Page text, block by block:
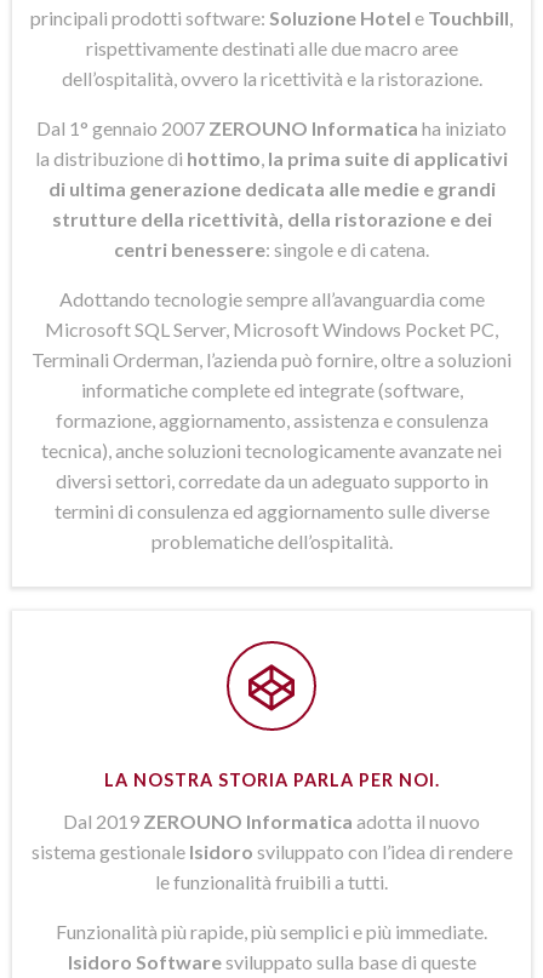
principali prodotti software: Soluzione Hotel e Touchbill
rispettivamente destinati alle due macro aree
dell’ospitalità, ovvero la ricettività e la ristorazione.
Dal 1° gennaio 2007 ZEROUNO Informatica ha iniziato
la distribuzione di hottimo la prima suite di applicativi
di ultima generazione dedicata alle medie e grandi
strutture della ricettività, della ristorazione e dei
centri benessere: singole e di catena.
Adottando tecnologie sempre all’avanguardia come
Microsoft SQL Server, Microsoft Windows Pocket PC,
Terminali Orderman, l’azienda può fornire, oltre a soluzioni
informatiche complete ed integrate (software,
formazione, aggiornamento, assistenza e consulenza
tecnica), anche soluzioni tecnologicamente avanzate nei
diversi settori, corredate da un adeguato supporto in
termini di consulenza ed aggiornamento sulle diverse
problematiche dell’ospitalità.
LA NOSTRA STORIA PARLA PER NOI.
Dal 2019 ZEROUNO Informatica adotta il nuovo
sistema gestionale Isidoro sviluppato con l’idea di rendere
le funzionalità fruibili a tutti.
Funzionalità più rapide, più semplici e più immediate.
Isidoro Softwaresviluppato sulla base di queste